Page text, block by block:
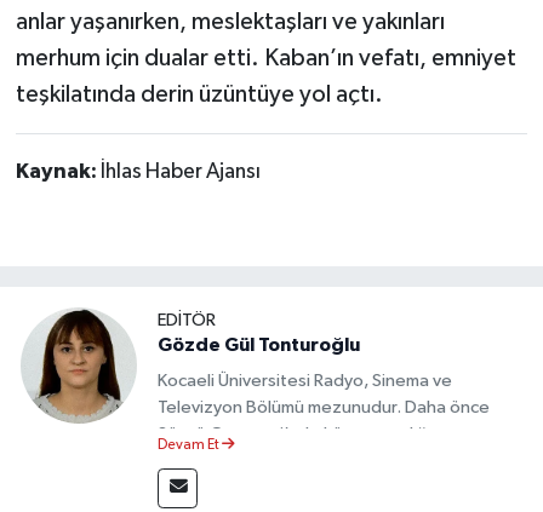
anlar yaşanırken, meslektaşları ve yakınları
merhum için dualar etti. Kaban’ın vefatı, emniyet
teşkilatında derin üzüntüye yol açtı.
Kaynak: İhlas Haber Ajansı
EDİTÖR
Gözde Gül Tonturoğlu
Kocaeli Üniversitesi Radyo, Sinema ve
Televizyon Bölümü mezunudur. Daha önce
Sözcü Gazetesi’nde köşe yazarlığı yapmış ve
Devam Et